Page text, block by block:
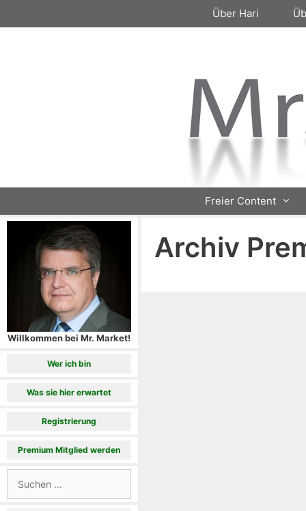
Über Hari
Freier Content
Archiv
Willkommen bei Mr. Market!
Wer ich bin
Was sie hier erwartet
Registrierung
Premium Mitglied werden
nach: